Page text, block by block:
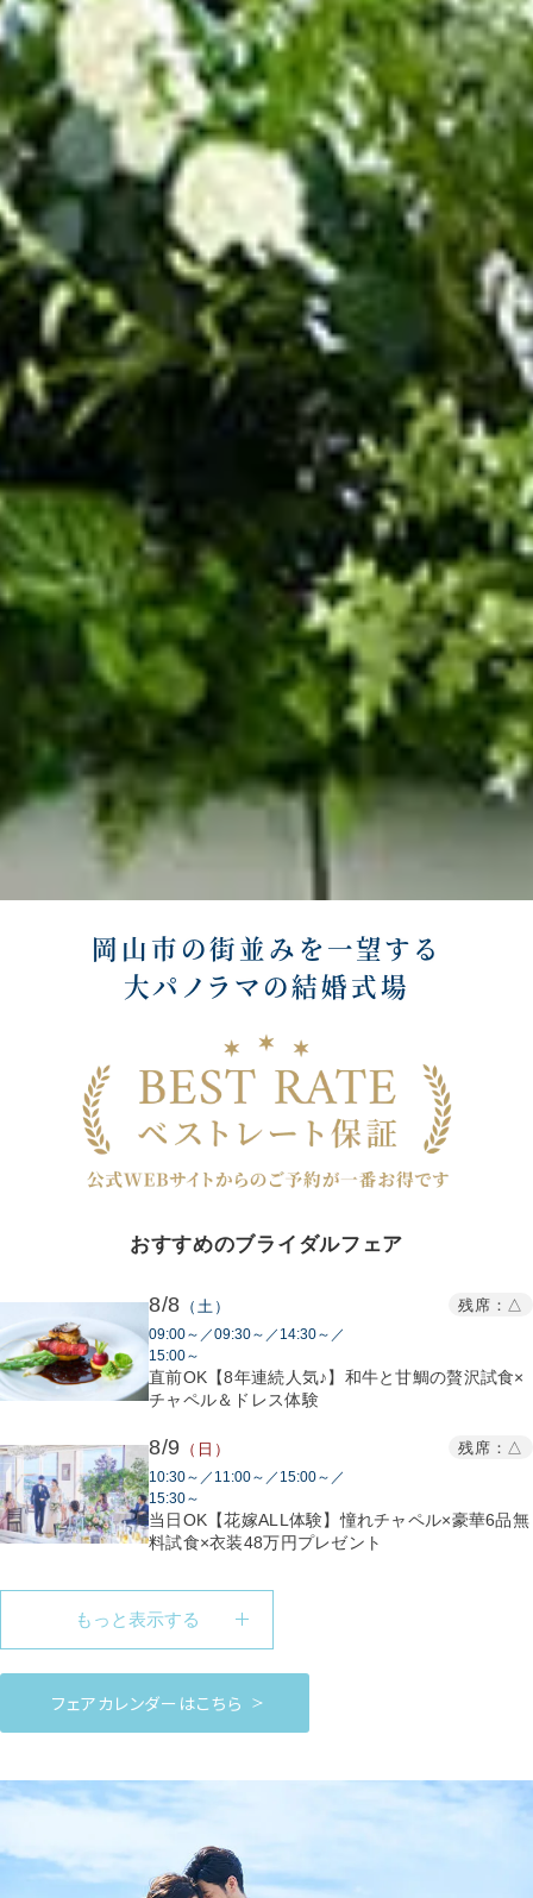
岡山市の街並みを一望する
大パノラマの結婚式場
おすすめのブライダルフェア
8/8 （土） 残席：△
09:00～／09:30～／14:30～／
15:00～
直前OK【8年連続人気♪】和牛と甘鯛の贅沢試食×
チャペル＆ドレス体験
8/9 （日） 残席：△
10:30～／11:00～／15:00～／
15:30～
当日OK【花嫁ALL体験】憧れチャペル×豪華6品無
料試食×衣装48万円プレゼント
もっと表示する
フェアカレンダーはこちら